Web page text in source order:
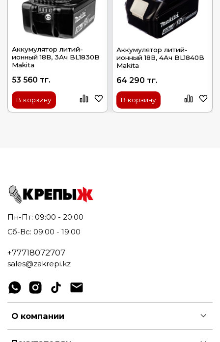
Аккумулятор литий-
ионный 18В, 3Ач BL1830B
Makita
53 560 тг.
В корзину
Аккумулятор литий-
ионный 18В, 4Ач BL1840B
Makita
64 290 тг.
В корзину
Пн-Пт: 09:00 - 20:00
Сб-Вс: 09:00 - 19:00
+77718072707
sales@zakrepi.kz
О компании